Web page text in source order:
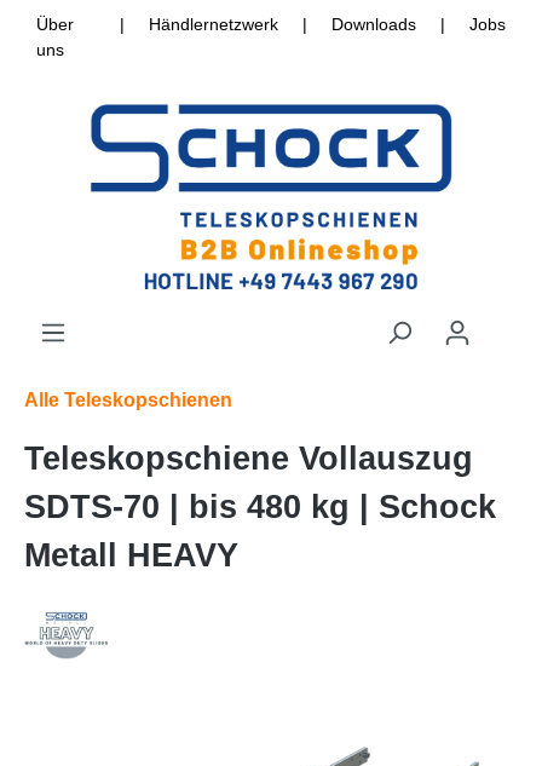
Über
uns
| Händlernetzwerk | Downloads | Jobs
Alle Teleskopschienen
Teleskopschiene Vollauszug
SDTS-70 | bis 480 kg | Schock
Metall HEAVY